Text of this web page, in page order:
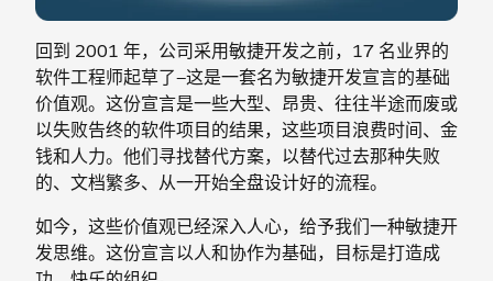
回到 2001 年，公司采用敏捷开发之前，17 名业界的
软件工程师起草了—这是一套名为敏捷开发宣言的基础
价值观。这份宣言是一些大型、昂贵、往往半途而废或
以失败告终的软件项目的结果，这些项目浪费时间、金
钱和人力。他们寻找替代方案，以替代过去那种失败
的、文档繁多、从一开始全盘设计好的流程。
如今，这些价值观已经深入人心，给予我们一种敏捷开
发思维。这份宣言以人和协作为基础，目标是打造成